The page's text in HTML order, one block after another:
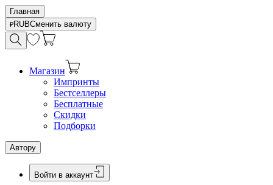
Главная
RUBСменить валюту
Магазин
Импринты
Бестселлеры
Бесплатные
Скидки
Подборки
Автору
Войти в аккаунт